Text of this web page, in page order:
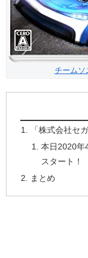
チームソ
「株式会社セ
本日2020年
スタート！
まとめ